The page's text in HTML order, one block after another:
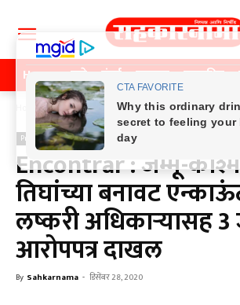
Home पुणे मुंबई महाराष्ट्र राजकीय
Home Previos News
Previos News
Encontrar : जम्मू-
तिघांच्या बनावट
लष्करी अधिकाऱ्यासह
आरोपपत्र दाखल
By Sahkarnama - डिसेंबर 28, 2020